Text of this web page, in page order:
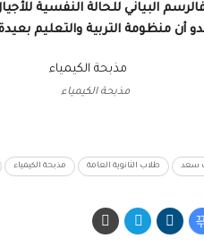
البياني للحالة النفسية
أن منظومة التربية والتعليم
مذبحة الكيمياء
سعد طلاب الثانوية العامة مذبحة الكيمياء